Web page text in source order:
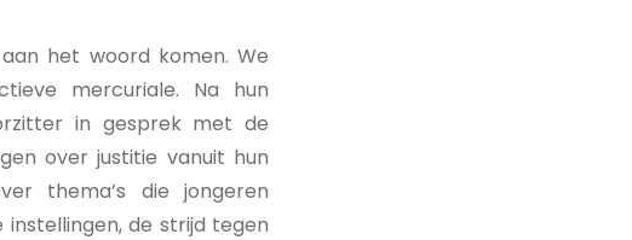
het woord komen. We
mercuriale. Na hun
in gesprek met de
over justitie vanuit hun
thema’s die jongeren
de strijd tegen